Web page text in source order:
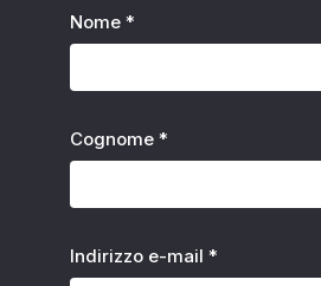
Nome *
Cognome *
Indirizzo e-mail *